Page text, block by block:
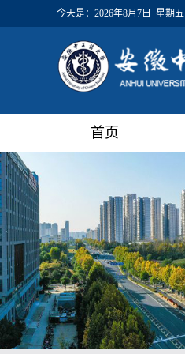
今天是： 2026年8月7日 星期五
首页